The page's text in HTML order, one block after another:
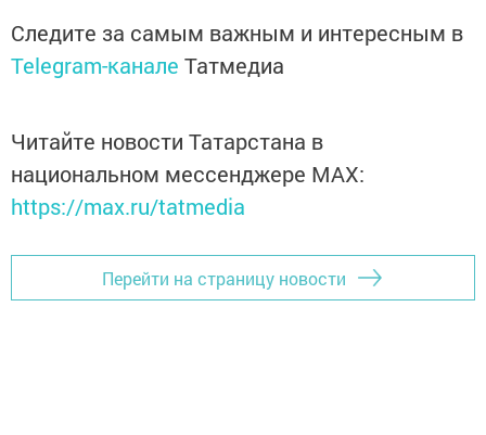
Следите за самым важным и интересным в
Telegram-канале Татмедиа
Читайте новости Татарстана в
национальном мессенджере MАХ:
https://max.ru/tatmedia
Перейти на страницу новости